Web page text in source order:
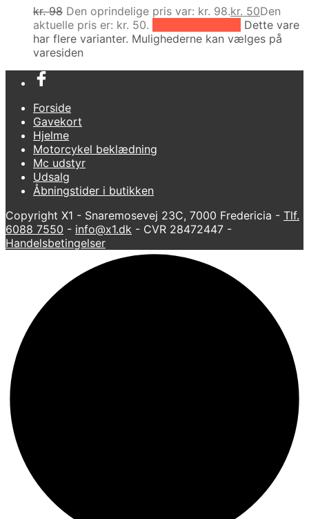
kr.98 Den oprindelige pris var: kr. 98.kr. 50Den
aktuelle pris er: kr. 50.
Dette vare
har flere varianter. Mulighederne kan vælges på
varesiden
Forside
Gavekort
Hjelme
Motorcykel beklædning
Mc udstyr
Udsalg
Åbningstider i butikken
Copyright X1 - Snaremosevej 23C, 7000 Fredericia - Tlf.
6088 7550 - info@x1.dk - CVR 28472447 -
Handelsbetingelser